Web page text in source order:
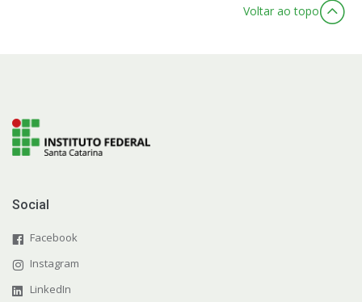
Voltar ao topo
Social
Facebook
Instagram
LinkedIn